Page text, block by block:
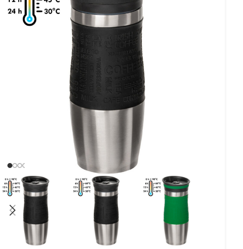
Худи оверсайз
Мужские Тенниски Поло
Мужские свитшоты
Мужские Худи и Регланы